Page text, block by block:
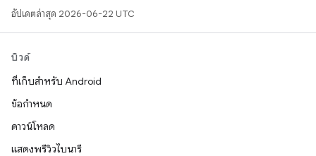
อัปเดตล่าสุด 2026-06-22 UTC
บิวด์
ที่เก็บสำหรับ Android
ข้อกำหนด
ดาวน์โหลด
แสดงพรีวิวไบนารี